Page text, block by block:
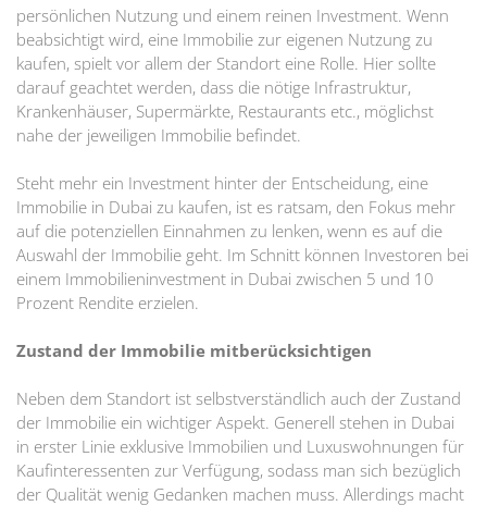
persönlichen Nutzung und einem reinen Investment. Wenn
beabsichtigt wird, eine Immobilie zur eigenen Nutzung zu
kaufen, spielt vor allem der Standort eine Rolle. Hier sollte
darauf geachtet werden, dass die nötige Infrastruktur,
Krankenhäuser, Supermärkte, Restaurants etc., möglichst
nahe der jeweiligen Immobilie befindet.
Steht mehr ein Investment hinter der Entscheidung, eine
Immobilie in Dubai zu kaufen, ist es ratsam, den Fokus mehr
auf die potenziellen Einnahmen zu lenken, wenn es auf die
Auswahl der Immobilie geht. Im Schnitt können Investoren bei
einem Immobilieninvestment in Dubai zwischen 5 und 10
Prozent Rendite erzielen.
Zustand der Immobilie mitberücksichtigen
Neben dem Standort ist selbstverständlich auch der Zustand
der Immobilie ein wichtiger Aspekt. Generell stehen in Dubai
in erster Linie exklusive Immobilien und Luxuswohnungen für
Kaufinteressenten zur Verfügung, sodass man sich bezüglich
der Qualität wenig Gedanken machen muss. Allerdings macht